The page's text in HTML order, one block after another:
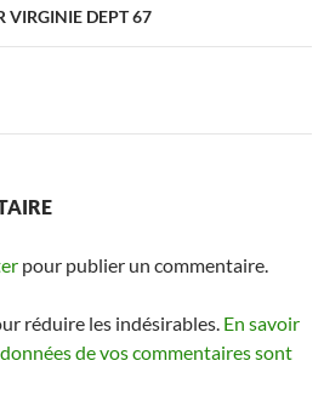
VIRGINIE DEPT 67
pour publier un commentaire.
réduire les indésirables. En savoir
de vos commentaires sont